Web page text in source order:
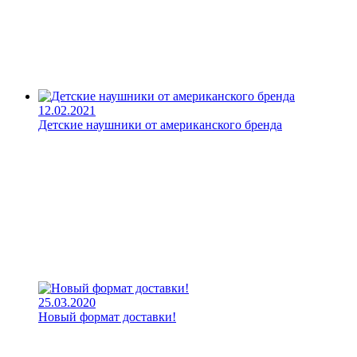
12.02.2021
Детские наушники от американского бренда
25.03.2020
Новый формат доставки!